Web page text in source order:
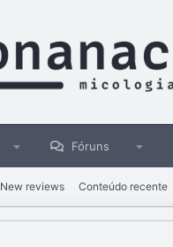
Fóruns
New reviews Conteúdo recente